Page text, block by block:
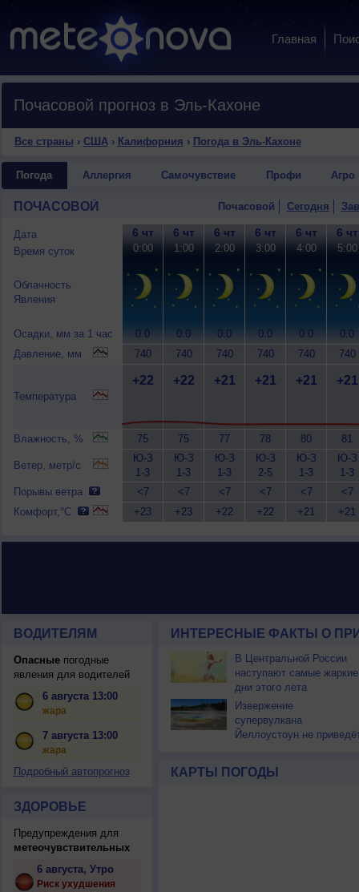
Главная
Почасовой прогноз в Эль-Кахоне
Все страны › США› Калифорния › Погода в Эль-Кахоне
Погода Аллергия Самочувствие Профи Агро
ПОЧАСОВОЙ Почасовой Сегодня
Дата
Время суток
Облачность
Явления
Осадки, мм за 1 час
Давление, мм
Температура
Влажность, %
Ветер, метр/с
Порывы ветра
Комфорт,°C
6 чт
0:00
0.0
740
+22
75
Ю-З
1-3
<7
+23
6 чт
1:00
0.0
740
+22
75
Ю-З
1-3
<7
+23
6 чт
2:00
0.0
740
+21
77
Ю-З
1-3
<7
+22
6 чт
3:00
0.0
740
+21
78
Ю-З
2-5
<7
+22
6 чт
4:00
0.0
740
+21
80
Ю-З
1-3
<7
+21
6 чт
5:00
0.0
740
+21
81
Ю-З
1-3
<7
+21
ВОДИТЕЛЯМ
Опасныепогодные
явления для водителей
6 августа 13:00
жара
7 августа 13:00
жара
Подробный автопрогноз
ЗДОРОВЬЕ
Предупреждения для
метеочувствительных
6 августа, Утро
Риск ухудшения
ИНТЕРЕСНЫЕ ФАКТЫ О
В Центральной России
наступают самые жаркие
дни этого лета
Извержение
супервулкана
Йеллоустоун не
КАРТЫ ПОГОДЫ